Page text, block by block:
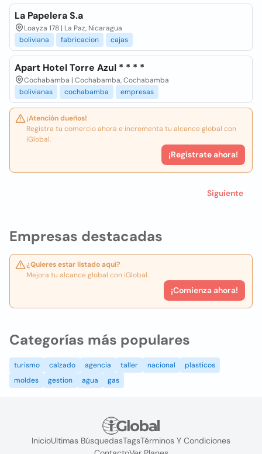
Empresas destacadas
¿Quieres estar listado aquí?
Mejora tu alcance global con iGlobal.
¡Comienza ahora!
La Papelera S.a
Loayza 178 | La Paz, Nicaragua
boliviana
fabricacion cajas
Apart Hotel Torre Azul * * * *
Cochabamba | Cochabamba, Cochabamba
bolivianas
cochabamba empresas
¡Atención dueños!
Registra tu comercio ahora e incrementa tu alcance global con
iGlobal.
¡Registrate ahora!
Siguiente
Categorías más populares
turismo calzado agencia taller nacional
plasticos
moldes
gestion agua gas
InicioUltimas BúsquedasTagsTérminos Y Condiciones